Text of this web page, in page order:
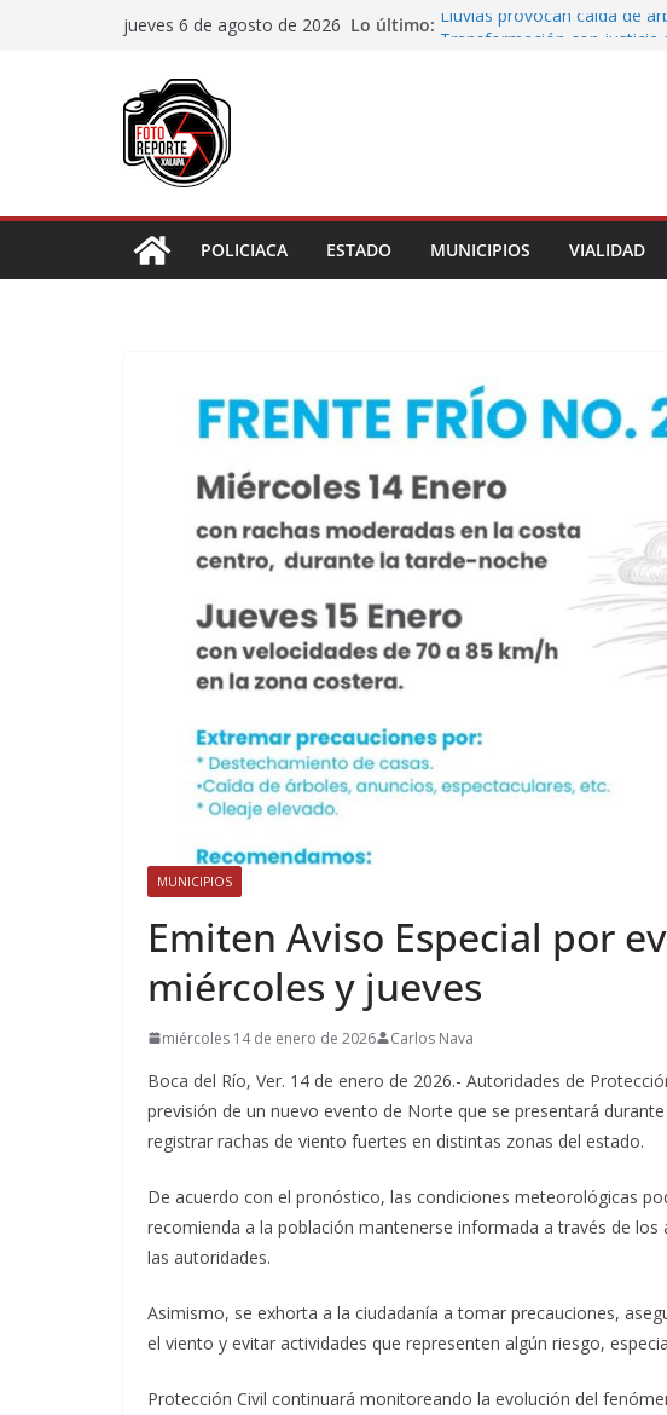
jueves 6 de agosto de 2026 Lo último: Lluvias provocan caída de
incumplimiento de obra y
POLICIACA
ESTADO MUNICIPIOS VIALIDAD
MUNICIPIOS
Emiten Aviso Especial por
miércoles y jueves
miércoles 14 de enero de 2026 Carlos Nava
Boca del Río, Ver. 14 de enero de 2026.- Autoridades de
previsión de un nuevo evento de Norte que se presentará
registrar rachas de viento fuertes en distintas zonas del estado.
De acuerdo con el pronóstico, las condiciones meteorológicas
recomienda a la población mantenerse informada a través de los
las autoridades.
Asimismo, se exhorta a la ciudadanía a tomar precauciones,
el viento y evitar actividades que representen algún riesgo,
Protección Civil continuará monitoreando la evolución del